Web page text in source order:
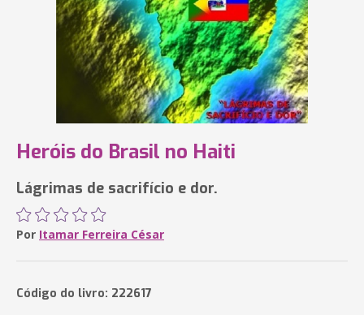
Heróis do Brasil no Haiti
Lágrimas de sacrifício e dor.
Por Itamar Ferreira César
Código do livro: 222617